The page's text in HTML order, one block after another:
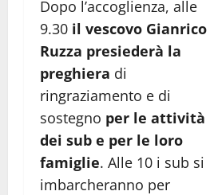
Dopo l’accoglienza, alle
9.30 il vescovo Gianrico
Ruzza presiederà la
preghiera di
ringraziamento e di
sostegno per le attività
dei sub e per le loro
famiglie. Alle 10 i sub si
imbarcheranno per